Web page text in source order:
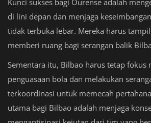
di lini depan dan menjaga
tidak terbuka lebar. Mereka harus
memberi ruang bagi serangan balik
Sementara itu, Bilbao harus tetap fokus
penguasaan bola dan melakukan
terkoordinasi untuk memecah
utama bagi Bilbao adalah menjaga